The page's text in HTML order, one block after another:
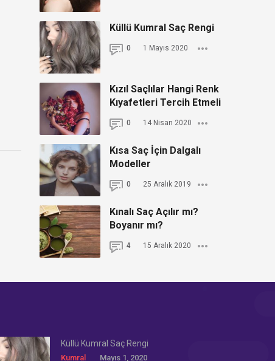
Küllü Kumral Saç Rengi
0 1 Mayıs 2020
Kızıl Saçlılar Hangi Renk
Kıyafetleri Tercih Etmeli
0 14 Nisan 2020
Kısa Saç İçin Dalgalı
Modeller
0 25 Aralık 2019
Kınalı Saç Açılır mı?
Boyanır mı?
4 15 Aralık 2020
Küllü Kumral Saç Rengi
Kumral Mayıs 1, 2020